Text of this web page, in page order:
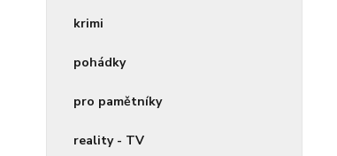
krimi
pohádky
pro pamětníky
reality - TV